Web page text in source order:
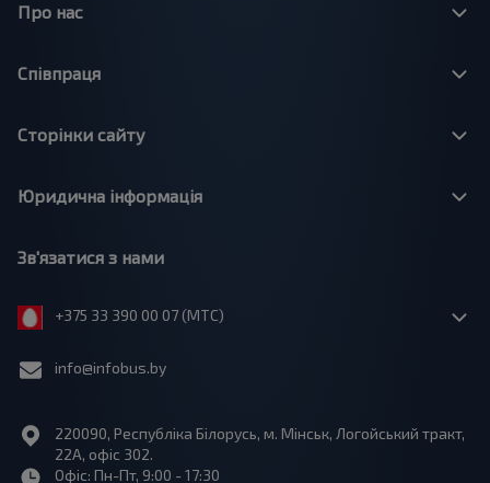
Про нас
Співпраця
Сторінки сайту
Юридична інформація
Зв'язатися з нами
+375 33 390 00 07 (МТС)
info@infobus.by
220090, Республіка Білорусь, м. Мінськ, Логойський тракт,
22А, офіс 302.
Офіс: Пн-Пт, 9:00 - 17:30